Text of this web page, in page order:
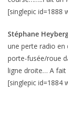
[singlepic id=1888
Stéphane
une perte radio en
porte-fusée/roue
ligne droite… A fait
[singlepic id=1884